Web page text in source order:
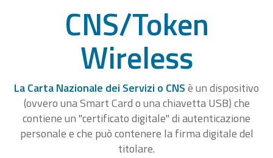
CNS/Token
Wireless
La Carta Nazionale dei Servizi o CNSè un dispositivo
(ovvero una Smart Card o una chiavetta USB) che
contiene un "certificato digitale" di autenticazione
personale e che può contenere la firma digitale del
titolare.